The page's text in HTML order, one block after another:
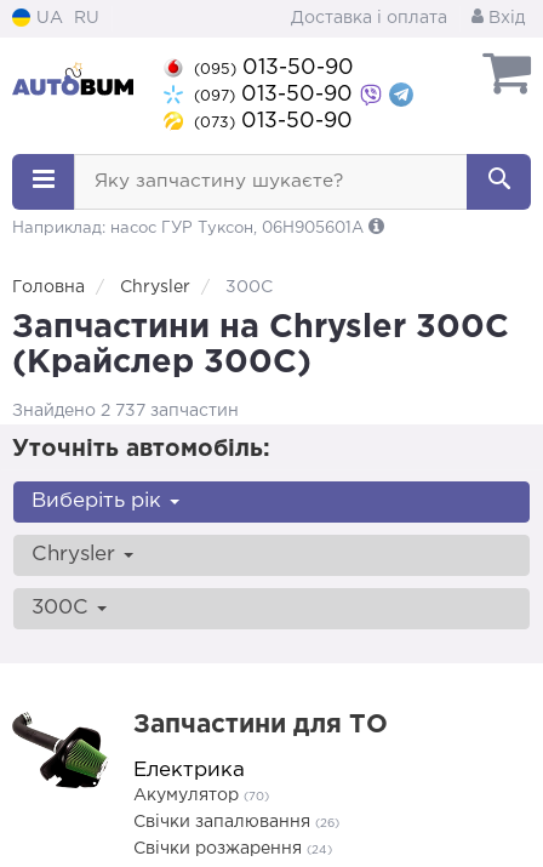
UA RU Доставка і оплата Вхід
(095) 013-50-90
(097) 013-50-90
(073) 013-50-90
Яку запчастину шукаєте?
Наприклад: насос ГУР Туксон, 06H905601A
Головна Chrysler 300C
Запчастини на Chrysler 300C
(Крайслер 300С)
Знайдено 2 737 запчастин
Уточніть автомобіль:
Виберіть рік
Chrysler
300C
Запчастини для ТО
Електрика
Акумулятор (70)
Свічки запалювання (26)
Свічки розжарення (24)